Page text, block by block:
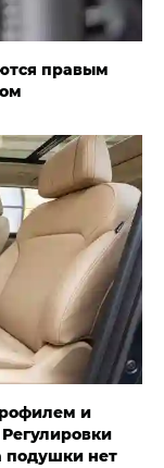
правым
и
подушки нет